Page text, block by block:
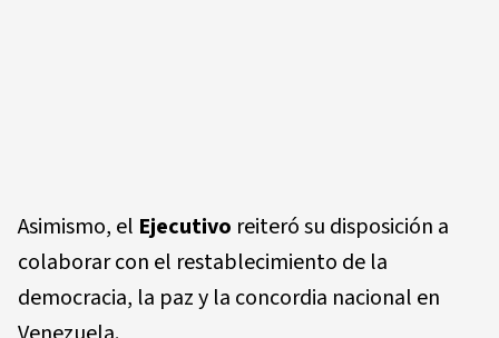
Asimismo, el Ejecutivo reiteró su disposición a
colaborar con el restablecimiento de la
democracia, la paz y la concordia nacional en